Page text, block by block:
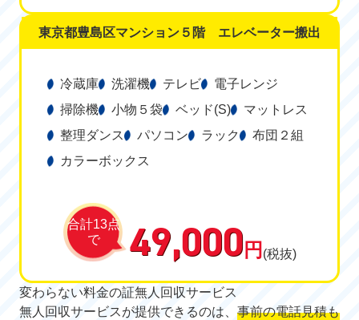
東京都豊島区マンション５階 エレベーター搬出
冷蔵庫 洗濯機 テレビ
電子レンジ
掃除機
小物５袋 ベッド(S)
マットレス
整理ダンス
パソコン ラック
布団２組
カラーボックス
合計13点
で
49,000 円 (税抜)
変わらない料金の証無人回収サービス
無人回収サービスが提供できるのは、 事前の電話見積も